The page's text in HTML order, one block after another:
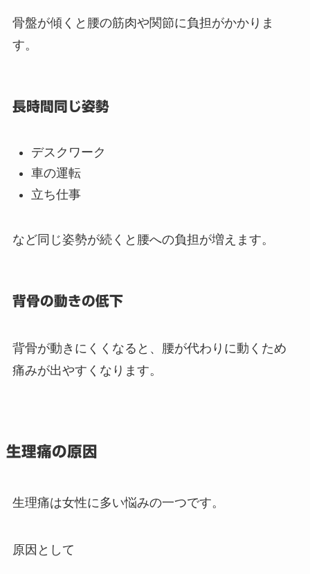
骨盤が傾くと腰の筋肉や関節に負担がかかりま
す。
長時間同じ姿勢
デスクワーク
車の運転
立ち仕事
など同じ姿勢が続くと腰への負担が増えます。
背骨の動きの低下
背骨が動きにくくなると、腰が代わりに動くため
痛みが出やすくなります。
生理痛の原因
生理痛は女性に多い悩みの一つです。
原因として